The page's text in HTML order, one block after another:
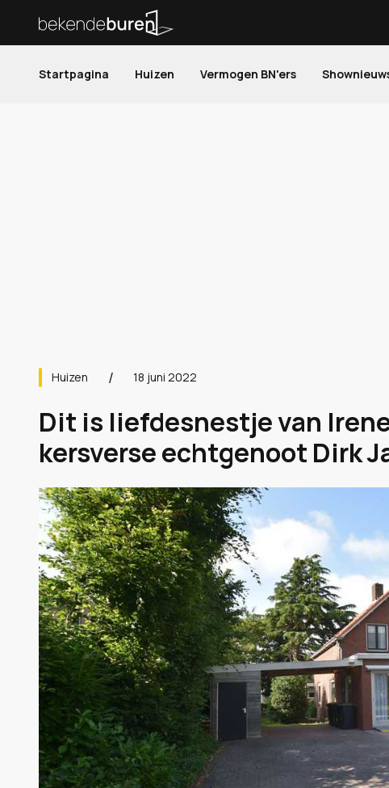
Startpagina Huizen Vermogen BN'ers
Huizen 18 juni 2022
Dit is liefdesnestje van
kersverse echtgenoot Dirk